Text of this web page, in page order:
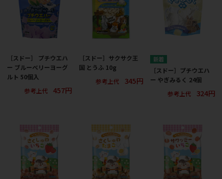
［スドー］ プチウエハ
ー ブルーベリーヨーグ
ルト 50個入
参考上代
457円
［スドー］サクサク王
国 とうふ 10g
参考上代
345円
［スドー］プチウエハ
ー やぎみるく 24個
参考上代
324円